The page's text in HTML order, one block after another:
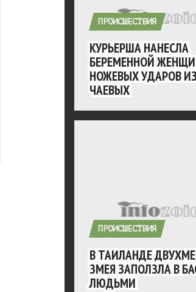
ПРОИСШЕСТВИЯ
КУРЬЕРША НАНЕСЛА
БЕРЕМЕННОЙ
НОЖЕВЫХ УДАРОВ
ЧАЕВЫХ
ПРОИСШЕСТВИЯ
В ТАИЛАНДЕ
ЗМЕЯ ЗАПОЛЗЛА В
ЛЮДЬМИ